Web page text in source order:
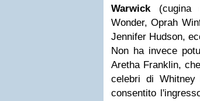
Warwick(cugina
Wonder, Oprah
Jennifer Hudson,
Non ha invece
Aretha Franklin,
celebri di
consentito